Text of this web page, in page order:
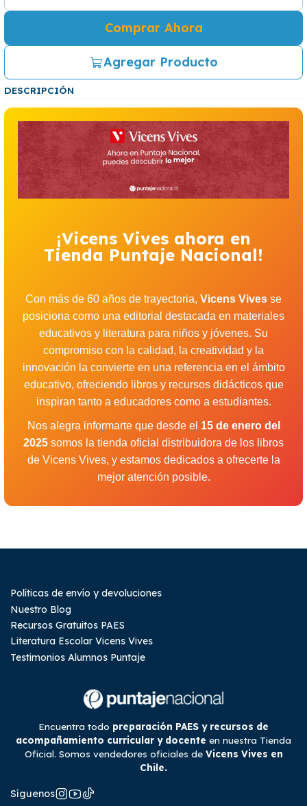
Agregar Producto
Comprar Ahora
DESCRIPCIÓN
¡Vicens Vives ahora en
Tienda Puntaje Nacional!
Con más de 60 años de trayectoria, Vicens Vives se
posiciona como una editorial destacada en materiales
educativos y literatura para niños y jóvenes. Su
compromiso con la calidad, la creatividad y la
innovación la convierte en una referencia en el ámbito
educativo, ofreciendo libros y recursos didácticos que
inspiran tanto a educadores como a estudiantes.
Nos alegra informarte que desde el 15 de enero del
2025 somos la tienda oficial distribuidora de los libros
de Vicens Vives, y estamos dedicados a ofrecerte la
mejor atención posible.
Políticas de envío y devoluciones
Nuestro Blog
Recursos Gratuitos PAES
Literatura Escolar Vicens Vives
Testimonios Alumnos Puntaje
Encuentra todo preparación PAES y recursos de
acompañamiento curricular y docente en nuestra Tienda
Oficial. Somos vendedores oficiales de Vicens Vives en
Chile.
Síguenos